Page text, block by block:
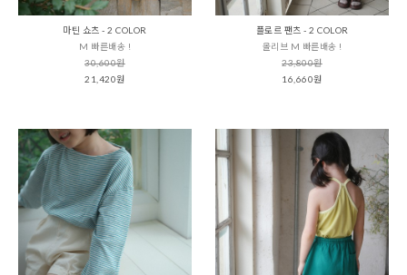
마틴 쇼츠 - 2 COLOR
M 빠른배송 !
30,600원
21,420원
플로르 팬츠 - 2 COLOR
올리브 M 빠른배송 !
23,800원
16,660원